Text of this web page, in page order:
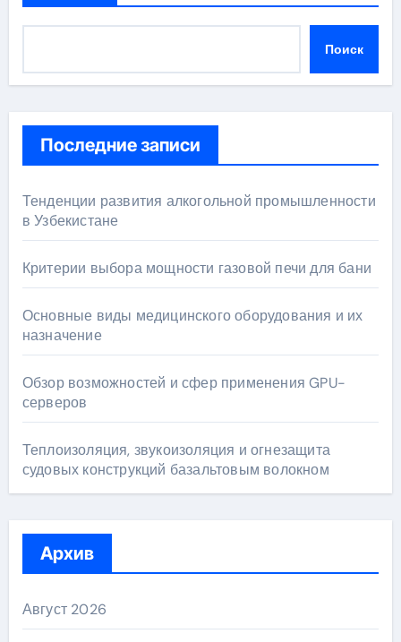
Поиск
Последние записи
Тенденции развития алкогольной промышленности
в Узбекистане
Критерии выбора мощности газовой печи для бани
Основные виды медицинского оборудования и их
назначение
Обзор возможностей и сфер применения GPU-
серверов
Теплоизоляция, звукоизоляция и огнезащита
судовых конструкций базальтовым волокном
Архив
Август 2026